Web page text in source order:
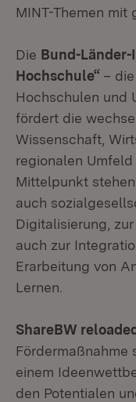
MINT-Themen mit
Die Bund-
Hochschule“ –
Hochschulen und
fördert die
Wissenschaft,
regionalen
Mittelpunkt
auch
Digitalisierung,
auch zur
Erarbeitung von
Lernen.
ShareBW reloaded
Fördermaßnahme
einem
den Potentialen